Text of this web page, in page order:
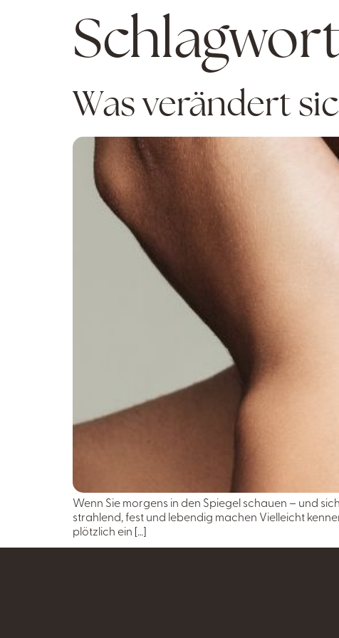
Was verändert
Wenn Sie morgens in den Spiegel schauen – und
strahlend, fest und lebendig machen Vielleicht
plötzlich ein […]